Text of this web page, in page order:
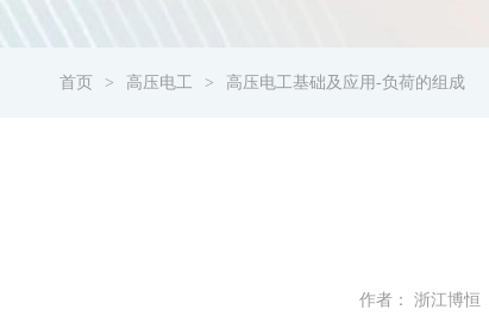
首页 高压电工 高压电工基础及应用-负荷的组成
作者： 浙江博恒